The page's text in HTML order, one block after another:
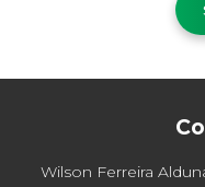
Wilson Ferreira